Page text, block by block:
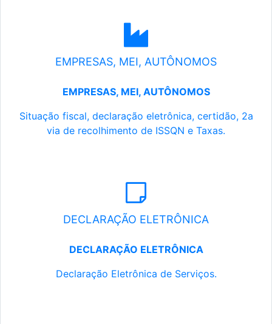
EMPRESAS, MEI, AUTÔNOMOS
EMPRESAS, MEI, AUTÔNOMOS
Situação fiscal, declaração eletrônica, certidão, 2a
via de recolhimento de ISSQN e Taxas.
DECLARAÇÃO ELETRÔNICA
DECLARAÇÃO ELETRÔNICA
Declaração Eletrônica de Serviços.